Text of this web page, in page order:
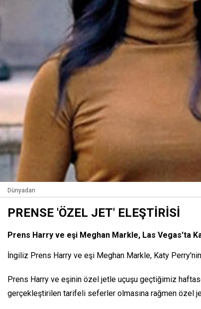
Dünyadan
PRENSE 'ÖZEL JET' ELEŞTİRİSİ
Prens Harry ve eşi Meghan Markle, Las Vegas'ta
İngiliz Prens Harry ve eşi Meghan Markle, Katy
Prens Harry ve eşinin özel jetle uçuşu geçtiğimiz
gerçekleştirilen tarifeli seferler olmasına rağmen özel